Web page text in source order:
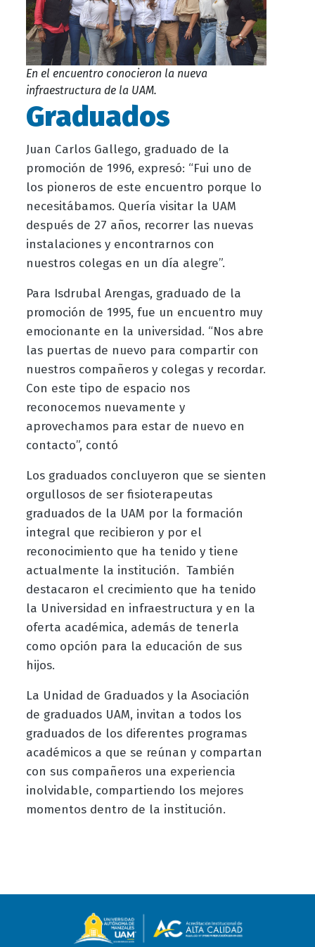
En el encuentro conocieron la nueva
infraestructura de la UAM.
Graduados
Juan Carlos Gallego, graduado de la
promoción de 1996, expresó: “Fui uno de
los pioneros de este encuentro porque lo
necesitábamos. Quería visitar la UAM
después de 27 años, recorrer las nuevas
instalaciones y encontrarnos con
nuestros colegas en un día alegre”.
Para Isdrubal Arengas, graduado de la
promoción de 1995, fue un encuentro muy
emocionante en la universidad. “Nos abre
las puertas de nuevo para compartir con
nuestros compañeros y colegas y recordar.
Con este tipo de espacio nos
reconocemos nuevamente y
aprovechamos para estar de nuevo en
contacto”, contó
Los graduados concluyeron que se sienten
orgullosos de ser fisioterapeutas
graduados de la UAM por la formación
integral que recibieron y por el
reconocimiento que ha tenido y tiene
actualmente la institución. También
destacaron el crecimiento que ha tenido
la Universidad en infraestructura y en la
oferta académica, además de tenerla
como opción para la educación de sus
hijos.
La Unidad de Graduados y la Asociación
de graduados UAM, invitan a todos los
graduados de los diferentes programas
académicos a que se reúnan y compartan
con sus compañeros una experiencia
inolvidable, compartiendo los mejores
momentos dentro de la institución.